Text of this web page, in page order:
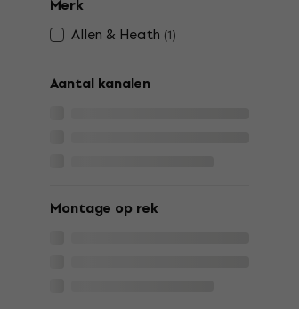
Merk
Allen & Heath (1)
Aantal kanalen
Montage op rek